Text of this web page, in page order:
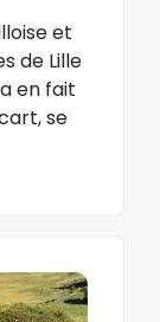
et
de Lille
en fait
se